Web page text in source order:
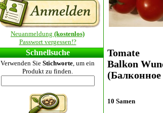
Neuanmeldung (kostenlos)
Passwort vergessen!?
Schnellsuche
Verwenden Sie Stichworte, um ein
Produkt zu finden.
Tomate
Balkon
(Балконное
10 Samen